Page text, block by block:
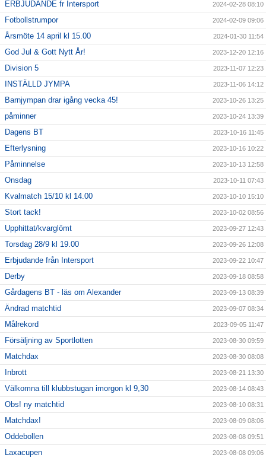
ERBJUDANDE fr Intersport 2024-02-28 08:10
Fotbollstrumpor 2024-02-09 09:06
Årsmöte 14 april kl 15.00 2024-01-30 11:54
God Jul & Gott Nytt År! 2023-12-20 12:16
Division 5 2023-11-07 12:23
INSTÄLLD JYMPA 2023-11-06 14:12
Barnjympan drar igång vecka 45! 2023-10-26 13:25
påminner 2023-10-24 13:39
Dagens BT 2023-10-16 11:45
Efterlysning 2023-10-16 10:22
Påminnelse 2023-10-13 12:58
Onsdag 2023-10-11 07:43
Kvalmatch 15/10 kl 14.00 2023-10-10 15:10
Stort tack! 2023-10-02 08:56
Upphittat/kvarglömt 2023-09-27 12:43
Torsdag 28/9 kl 19.00 2023-09-26 12:08
Erbjudande från Intersport 2023-09-22 10:47
Derby 2023-09-18 08:58
Gårdagens BT - läs om Alexander 2023-09-13 08:39
Ändrad matchtid 2023-09-07 08:34
Målrekord 2023-09-05 11:47
Försäljning av Sportlotten 2023-08-30 09:59
Matchdax 2023-08-30 08:08
Inbrott 2023-08-21 13:30
Välkomna till klubbstugan imorgon kl 9,30 2023-08-14 08:43
Obs! ny matchtid 2023-08-10 08:31
Matchdax! 2023-08-09 08:06
Oddebollen 2023-08-08 09:51
Laxacupen 2023-08-08 09:06